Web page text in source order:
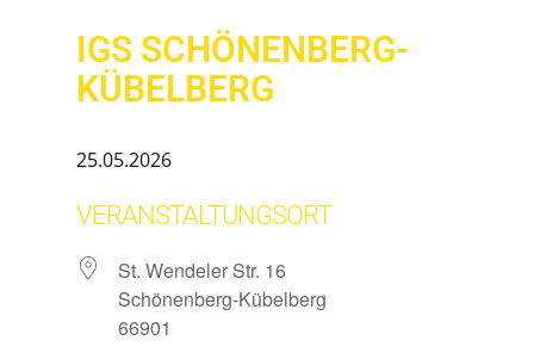
Historie
IGS SCHÖNENBERG-
KÜBELBERG
25.05.2026
VERANSTALTUNGSORT
St. Wendeler Str. 16
Schönenberg-Kübelberg
66901